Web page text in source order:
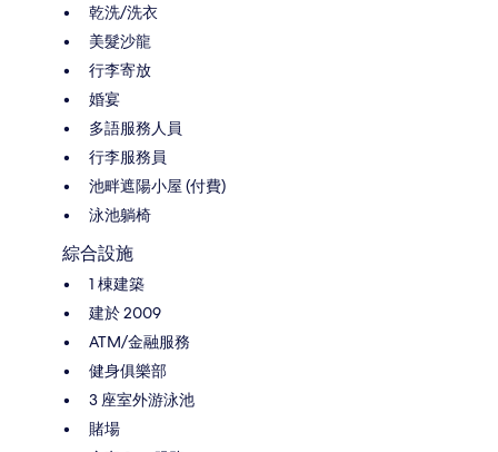
乾洗/洗衣
美髮沙龍
行李寄放
婚宴
多語服務人員
行李服務員
池畔遮陽小屋 (付費)
泳池躺椅
綜合設施
1 棟建築
建於 2009
ATM/金融服務
健身俱樂部
3 座室外游泳池
賭場